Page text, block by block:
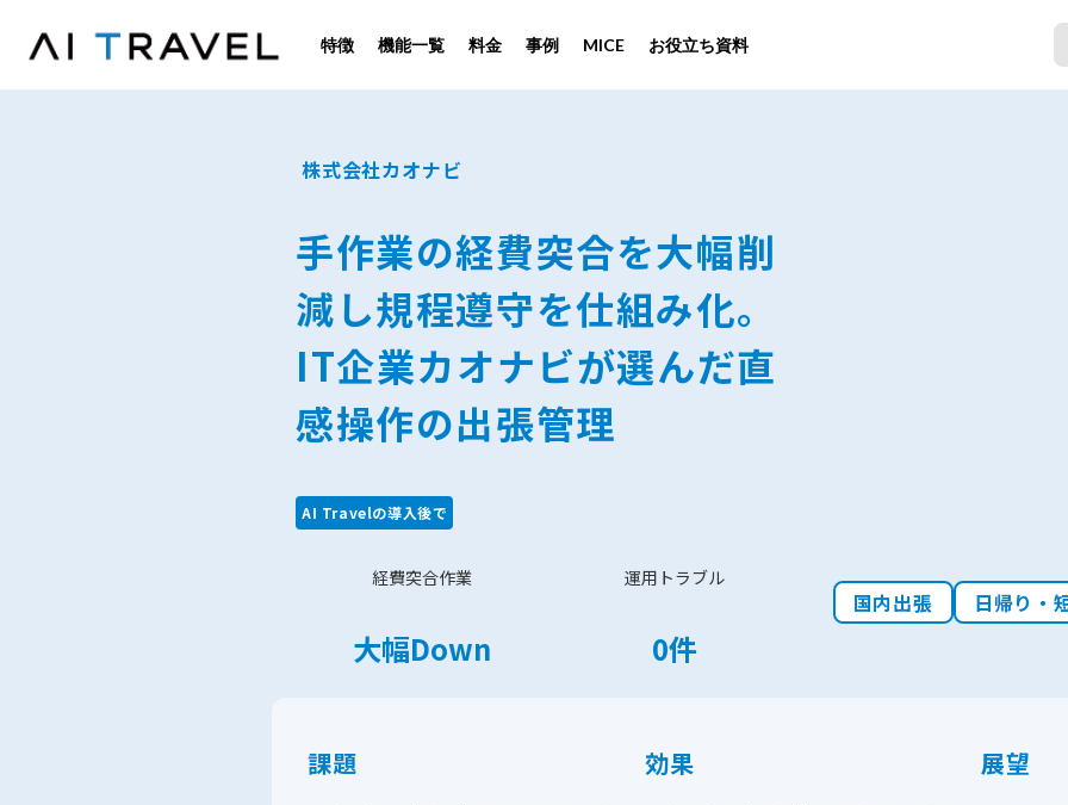
特徴 機能一覧 料金 事例 MICE お役立ち資料
株式会社カオナビ
手作業の経費突合を大幅削
減し規程遵守を仕組み化。
IT企業カオナビが選んだ直
感操作の出張管理
AI Travelの導入後で
経費突合作業
大幅Down
運用トラブル
0件
国内出張 日帰り・
課題 効果 展望